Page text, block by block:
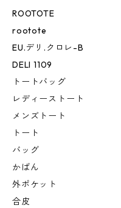
ROOTOTE
rootote
EU.デリ.クロレ-B
DELI 1109
トートバッグ
レディーストート
メンズトート
トート
バッグ
かばん
外ポケット
合皮